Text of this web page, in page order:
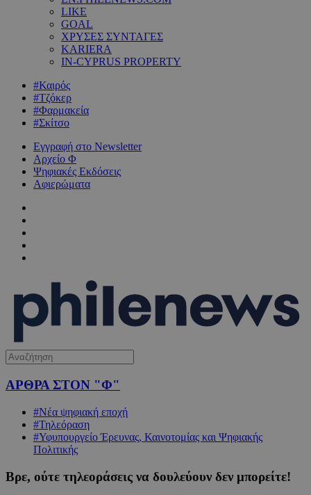
LIKE
GOAL
ΧΡΥΣΕΣ ΣΥΝΤΑΓΕΣ
KARIERA
IN-CYPRUS PROPERTY
#Καιρός
#Τζόκερ
#Φαρμακεία
#Σκίτσο
Εγγραφή στο Newsletter
Αρχείο Φ
Ψηφιακές Εκδόσεις
Αφιερώματα
ΑΡΘΡΑ ΣΤΟΝ "Φ"
#Νέα ψηφιακή εποχή
#Τηλεόραση
#Υφυπουργείο Έρευνας, Καινοτομίας και Ψηφιακής
Πολιτικής
Βρε, ούτε τηλεοράσεις να δουλεύουν δεν μπορείτε!